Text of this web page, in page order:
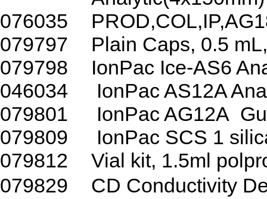
076035
079797
Plain Caps, 0.5
079798
IonPac Ice-AS6
046034
IonPac AS12A
079801
IonPac AG12A
079809
IonPac SCS 1
079812
Vial kit, 1.5ml
079829
CD Conductivity